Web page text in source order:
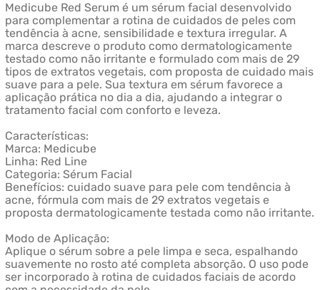
Medicube Red Serum é um sérum facial desenvolvido
para complementar a rotina de cuidados de peles com
tendência à acne, sensibilidade e textura irregular. A
marca descreve o produto como dermatologicamente
testado como não irritante e formulado com mais de 29
tipos de extratos vegetais, com proposta de cuidado mais
suave para a pele. Sua textura em sérum favorece a
aplicação prática no dia a dia, ajudando a integrar o
tratamento facial com conforto e leveza.
Características:
Marca: Medicube
Linha: Red Line
Categoria: Sérum Facial
Benefícios: cuidado suave para pele com tendência à
acne, fórmula com mais de 29 extratos vegetais e
proposta dermatologicamente testada como não irritante.
Modo de Aplicação:
Aplique o sérum sobre a pele limpa e seca, espalhando
suavemente no rosto até completa absorção. O uso pode
ser incorporado à rotina de cuidados faciais de acordo